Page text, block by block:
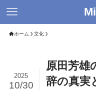
ホーム 文化
原田芳雄
辞の真実
2025
10/30